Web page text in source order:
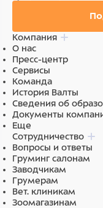
Компания
О нас
Пресс-центр
Сервисы
Команда
История Валты
Сведения об
Документы
Еще
Сотрудничество
Вопросы и ответы
Груминг салонам
Заводчикам
Грумерам
Вет. клиникам
Зоомагазинам